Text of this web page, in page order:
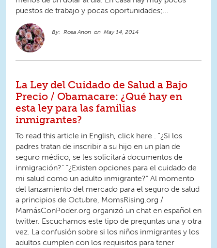
puestos de trabajo y pocas oportunidades;...
Rosa Anon May 14, 2014
La Ley del Cuidado de Salud a Bajo
Precio / Obamacare: ¿Qué hay en
esta ley para las familias
inmigrantes?
To read this article in English, click here . "¿Si los
padres tratan de inscribir a su hijo en un plan de
seguro médico, se les solicitará documentos de
inmigración?" “¿Existen opciones para el cuidado de
mi salud como un adulto inmigrante?” Al momento
del lanzamiento del mercado para el seguro de salud
a principios de Octubre, MomsRising.org /
MamásConPoder.org organizó un chat en español en
twitter. Escuchamos este tipo de preguntas una y otra
vez. La confusión sobre si los niños inmigrantes y los
adultos cumplen con los requisitos para tener